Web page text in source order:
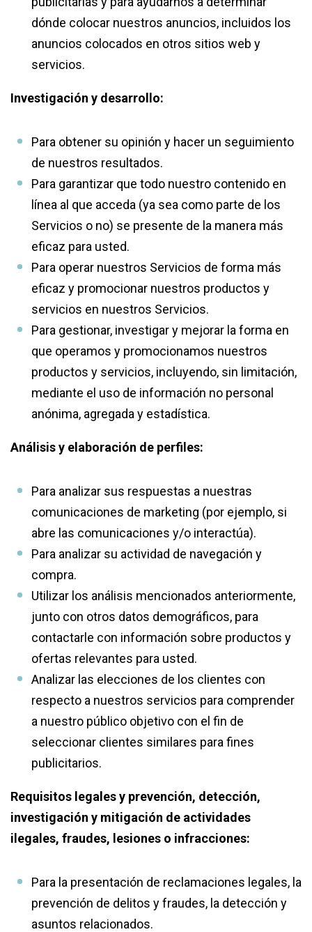
dónde colocar nuestros anuncios, incluidos los
anuncios colocados en otros sitios web y
servicios.
Investigación y desarrollo:
Para obtener su opinión y hacer un seguimiento
de nuestros resultados.
Para garantizar que todo nuestro contenido en
línea al que acceda (ya sea como parte de los
Servicios o no) se presente de la manera más
eficaz para usted.
Para operar nuestros Servicios de forma más
eficaz y promocionar nuestros productos y
servicios en nuestros Servicios.
Para gestionar, investigar y mejorar la forma en
que operamos y promocionamos nuestros
productos y servicios, incluyendo, sin limitación,
mediante el uso de información no personal
anónima, agregada y estadística.
Análisis y elaboración de perfiles:
Para analizar sus respuestas a nuestras
comunicaciones de marketing (por ejemplo, si
abre las comunicaciones y/o interactúa).
Para analizar su actividad de navegación y
compra.
Utilizar los análisis mencionados anteriormente,
junto con otros datos demográficos, para
contactarle con información sobre productos y
ofertas relevantes para usted.
Analizar las elecciones de los clientes con
respecto a nuestros servicios para comprender
a nuestro público objetivo con el fin de
seleccionar clientes similares para fines
publicitarios.
Requisitos legales y prevención, detección,
investigación y mitigación de actividades
ilegales, fraudes, lesiones o infracciones:
Para la presentación de reclamaciones legales, la
prevención de delitos y fraudes, la detección y
asuntos relacionados.